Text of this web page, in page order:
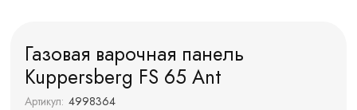
Газовая варочная панель
Kuppersberg FS 65 Ant
Артикул: 4998364